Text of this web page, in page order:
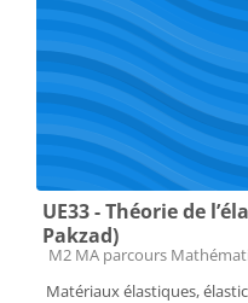
UE33 - Théorie de
Pakzad)
Catégorie de cours
M2 MA parcours
Matériaux élastiques,